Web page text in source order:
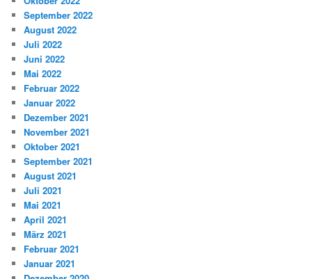
September 2022
August 2022
Juli 2022
Juni 2022
Mai 2022
Februar 2022
Januar 2022
Dezember 2021
November 2021
Oktober 2021
September 2021
August 2021
Juli 2021
Mai 2021
April 2021
März 2021
Februar 2021
Januar 2021